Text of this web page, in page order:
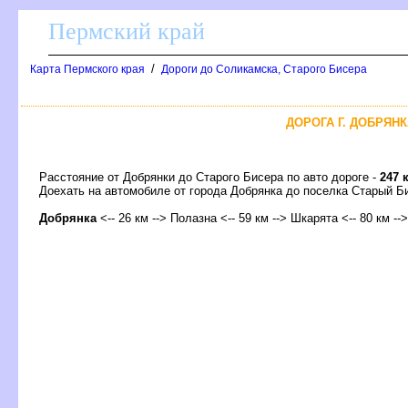
Пермский край
Карта Пермского края / Дороги до Соликамска, Старого Бисера
ДОРОГА Г.
Расстояние от Добрянки до Старого Бисера по авто дороге - 247
Доехать на автомобиле от города Добрянка до поселка Старый
Добрянка <-- 26 км --> Полазна <-- 59 км --> Шкарята <-- 80 км -->